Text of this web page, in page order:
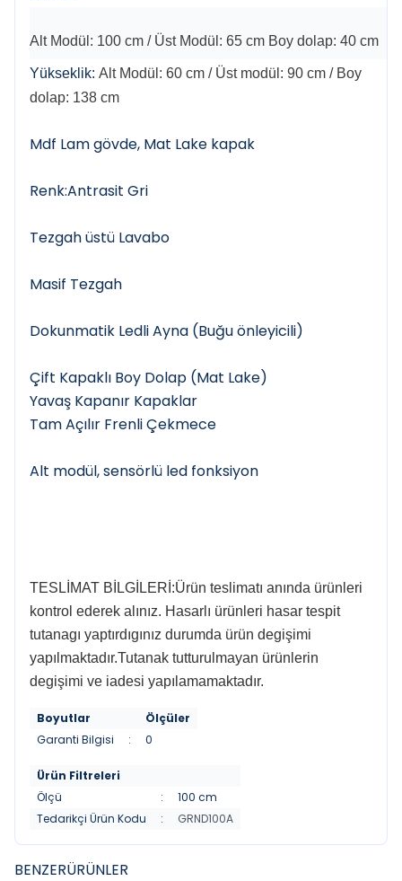
Alt Modül: 100 cm / Üst Modül: 65 cm Boy dolap: 40 cm
Yükseklik: Alt Modül: 60 cm / Üst modül: 90 cm / Boy
dolap: 138 cm
Mdf Lam gövde, Mat Lake kapak
Renk:Antrasit Gri
Tezgah üstü Lavabo
Masif Tezgah
Dokunmatik Ledli Ayna (Buğu önleyicili)
Çift Kapaklı Boy Dolap (Mat Lake)
Yavaş Kapanır Kapaklar
Tam Açılır Frenli Çekmece
Alt modül, sensörlü led fonksiyon
TESLİMAT BİLGİLERİ:Ürün teslimatı anında ürünleri
kontrol ederek alınız. Hasarlı ürünleri hasar tespit
tutanagı yaptırdıgınız durumda ürün degişimi
yapılmaktadır.Tutanak tutturulmayan ürünlerin
degişimi ve iadesi yapılamamaktadır.
Boyutlar
Ölçüler
Garanti Bilgisi
: 0
Ürün Filtreleri
Ölçü
:
100 cm
Tedarikçi Ürün Kodu
: GRND100A
BENZERÜRÜNLER